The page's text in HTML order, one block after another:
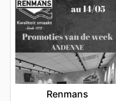
Renmans